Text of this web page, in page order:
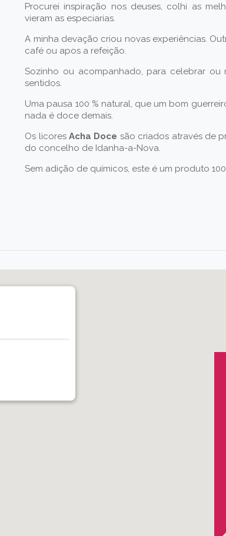
Procurei inspiração nos deuses, colhi as
vieram as especiarias.
A minha devação criou novas experiências.
café ou apos a refeição.
Sozinho ou acompanhado, para celebrar ou
sentidos.
Uma pausa 100 % natural, que um bom
nada é doce demais.
Os licoresAcha Doce são criados através de
do concelho de Idanha-a-Nova.
Sem adição de químicos, este é um produto 100